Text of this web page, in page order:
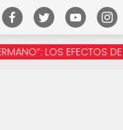
DE LA MANÓSFERA